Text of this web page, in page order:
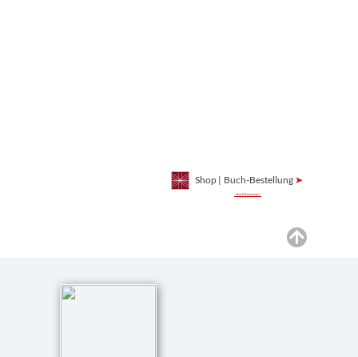
Shop | Buch-Bestellung ➤
> Buch-Rezension <